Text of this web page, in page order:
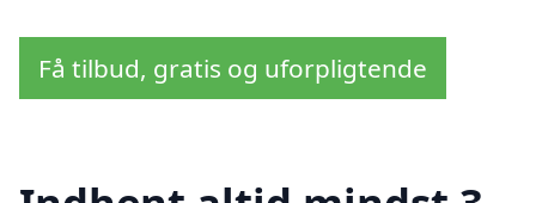
Få tilbud, gratis og uforpligtende